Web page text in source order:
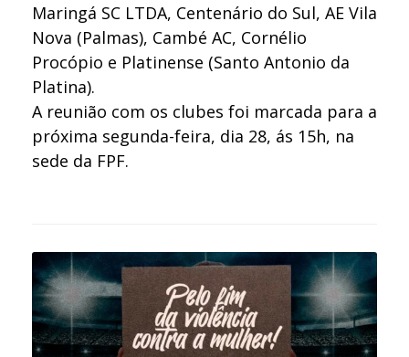
Maringá SC LTDA, Centenário do Sul, AE Vila
Nova (Palmas), Cambé AC, Cornélio
Procópio e Platinense (Santo Antonio da
Platina).
A reunião com os clubes foi marcada para a
próxima segunda-feira, dia 28, ás 15h, na
sede da FPF.